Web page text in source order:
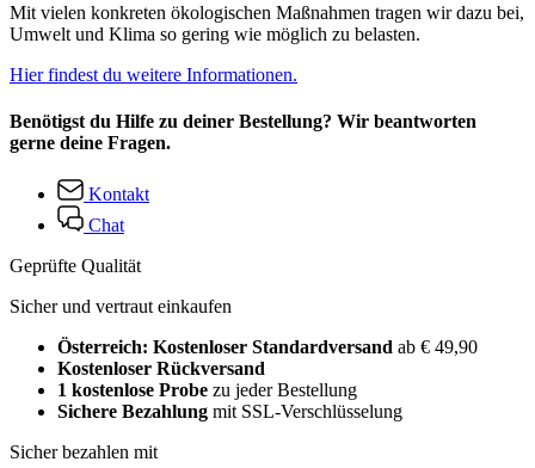
Mit vielen konkreten ökologischen Maßnahmen tragen wir dazu bei,
Umwelt und Klima so gering wie möglich zu belasten.
Hier findest du weitere Informationen.
Benötigst du Hilfe zu deiner Bestellung? Wir beantworten
gerne deine Fragen.
Kontakt
Chat
Geprüfte Qualität
Sicher und vertraut einkaufen
Österreich: Kostenloser Standardversand ab € 49,90
Kostenloser Rückversand
1 kostenlose Probe zu jeder Bestellung
Sichere Bezahlung mit SSL-Verschlüsselung
Sicher bezahlen mit